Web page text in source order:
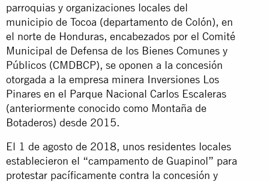
parroquias y organizaciones locales del
municipio de Tocoa (departamento de Colón), en
el norte de Honduras, encabezados por el Comité
Municipal de Defensa de los Bienes Comunes y
Públicos (CMDBCP), se oponen a la concesión
otorgada a la empresa minera Inversiones Los
Pinares en el Parque Nacional Carlos Escaleras
(anteriormente conocido como Montaña de
Botaderos) desde 2015.
El 1 de agosto de 2018, unos residentes locales
establecieron el “campamento de Guapinol” para
protestar pacíficamente contra la concesión y